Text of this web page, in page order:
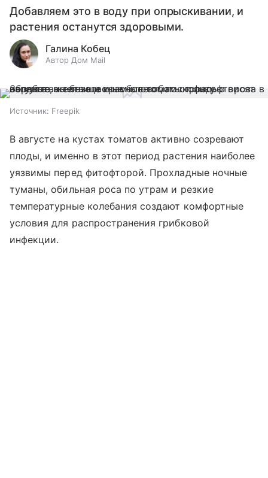
Добавляем это в воду при опрыскивании, и
растения останутся здоровыми.
Галина Кобец
Автор Дом Mail
Источник: Freepik
В августе на кустах томатов активно созревают
плоды, и именно в этот период растения наиболее
уязвимы перед фитофторой. Прохладные ночные
туманы, обильная роса по утрам и резкие
температурные колебания создают комфортные
условия для распространения грибковой
инфекции.